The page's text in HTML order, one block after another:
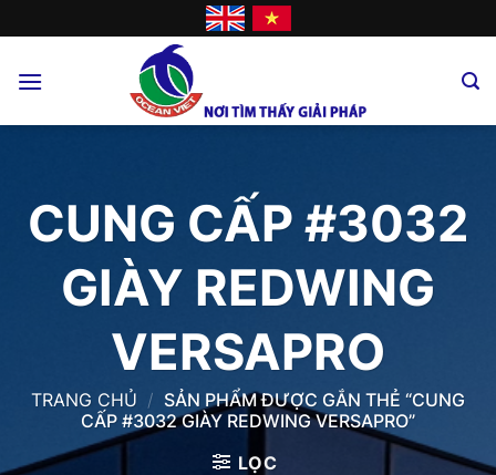
to
CUNG CẤP #3032
GIÀY REDWING
VERSAPRO
TRANG CHỦ / SẢN PHẨM ĐƯỢC GẮN THẺ “CUNG
CẤP #3032 GIÀY REDWING VERSAPRO”
LỌC